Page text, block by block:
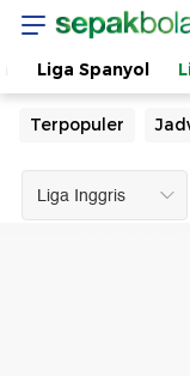
Liga Spanyol
Terpopuler